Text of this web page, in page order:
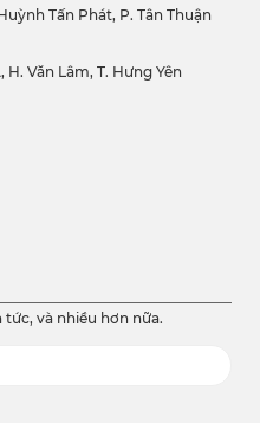
Huỳnh Tấn Phát, P. Tân Thuận
H. Văn Lâm, T. Hưng Yên
và nhiều hơn nữa.